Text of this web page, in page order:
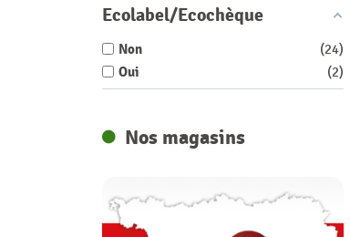
Ecolabel/Ecochèque
Non 24
Oui 2
Nos magasins